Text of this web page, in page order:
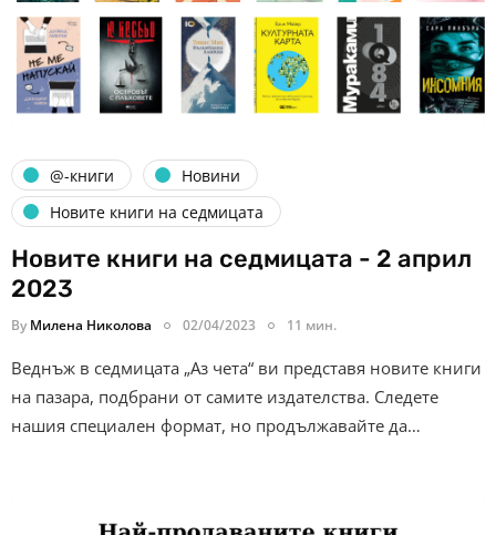
@-книги
Новини
Новите книги на седмицата
Новите книги на седмицата - 2 април
2023
By Милена Николова 02/04/2023 11 мин.
Веднъж в седмицата „Аз чета“ ви представя новите книги
на пазара, подбрани от самите издателства. Следете
нашия специален формат, но продължавайте да…